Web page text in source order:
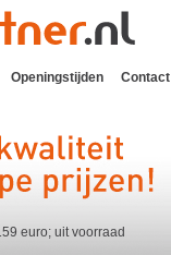
Openingstijden Contact
euro; uit voorraad